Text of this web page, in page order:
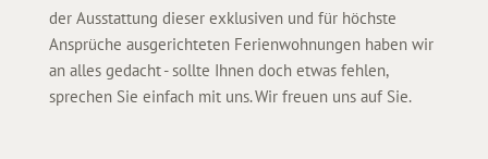
der Ausstattung dieser exklusiven und für höchste
Ansprüche ausgerichteten Ferienwohnungen haben wir
an alles gedacht - sollte Ihnen doch etwas fehlen,
sprechen Sie einfach mit uns. Wir freuen uns auf Sie.